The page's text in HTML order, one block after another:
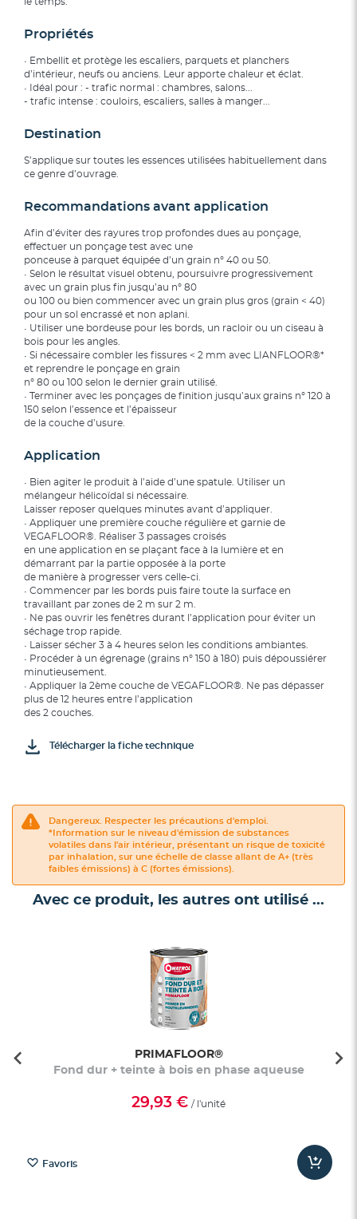
Propriétés
• Embellit et protège les escaliers, parquets et planchers
d’intérieur, neufs ou anciens. Leur apporte chaleur et éclat.
• Idéal pour : - trafic normal : chambres, salons...
- trafic intense : couloirs, escaliers, salles à manger...
Destination
S’applique sur toutes les essences utilisées habituellement dans
ce genre d’ouvrage.
Recommandations avant application
Afin d’éviter des rayures trop profondes dues au ponçage,
effectuer un ponçage test avec une
ponceuse à parquet équipée d’un grain n° 40 ou 50.
• Selon le résultat visuel obtenu, poursuivre progressivement
avec un grain plus fin jusqu’au n° 80
ou 100 ou bien commencer avec un grain plus gros (grain < 40)
pour un sol encrassé et non aplani.
• Utiliser une bordeuse pour les bords, un racloir ou un ciseau à
bois pour les angles.
• Si nécessaire combler les fissures < 2 mm avec LIANFLOOR®*
et reprendre le ponçage en grain
n° 80 ou 100 selon le dernier grain utilisé.
• Terminer avec les ponçages de finition jusqu’aux grains n° 120 à
150 selon l’essence et l’épaisseur
de la couche d’usure.
Application
• Bien agiter le produit à l’aide d’une spatule. Utiliser un
mélangeur hélicoïdal si nécessaire.
Laisser reposer quelques minutes avant d’appliquer.
• Appliquer une première couche régulière et garnie de
VEGAFLOOR®. Réaliser 3 passages croisés
en une application en se plaçant face à la lumière et en
démarrant par la partie opposée à la porte
de manière à progresser vers celle-ci.
• Commencer par les bords puis faire toute la surface en
travaillant par zones de 2 m sur 2 m.
• Ne pas ouvrir les fenêtres durant l’application pour éviter un
séchage trop rapide.
• Laisser sécher 3 à 4 heures selon les conditions ambiantes.
• Procéder à un égrenage (grains n° 150 à 180) puis dépoussiérer
minutieusement.
• Appliquer la 2ème couche de VEGAFLOOR®. Ne pas dépasser
plus de 12 heures entre l’application
des 2 couches.
Télécharger la fiche technique
Dangereux. Respecter les précautions d'emploi.
*Information sur le niveau d'émission de substances
volatiles dans l'air intérieur, présentant un risque de toxicité
par inhalation, sur une échelle de classe allant de A+ (très
faibles émissions) à C (fortes émissions).
Avec ce produit, les autres ont utilisé ...
PRIMAFLOOR®
Fond dur + teinte à bois en phase aqueuse
29,93 € / l'unité
Favoris